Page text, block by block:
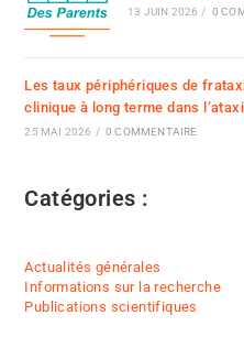
13 JUIN 2026 / 0
Les taux périphériques de
clinique à long terme dans
25 MAI 2026 / 0 COMMENTAIRE
Catégories :
Actualités générales
Informations sur la recherche
Publications scientifiques